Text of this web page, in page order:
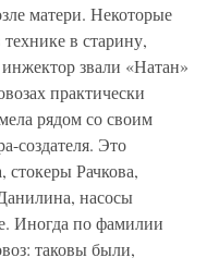
матери. Некоторые
в старину,
звали «Натан»
практически
рядом со своим
создателя. Это
стокеры Рачкова,
насосы
Иногда по фамилии
таковы были,